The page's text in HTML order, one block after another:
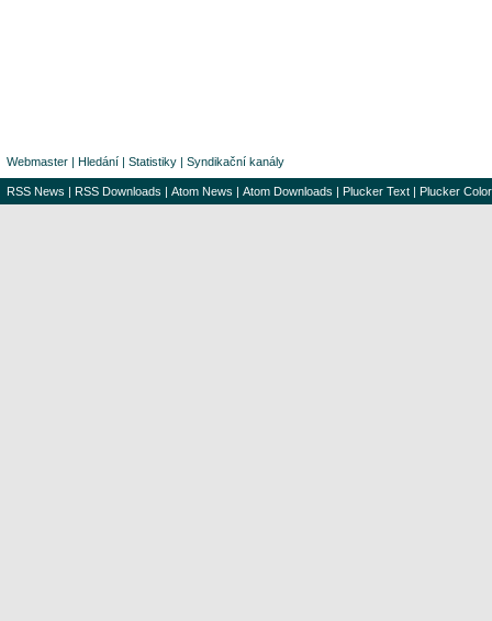
Webmaster | Hledání | Statistiky | Syndikační kanály
RSS News | RSS Downloads | Atom News | Atom Downloads | Plucker Text | Plucker Color